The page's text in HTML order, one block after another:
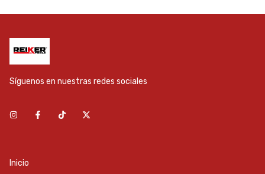
Síguenos en nuestras redes sociales
Inicio